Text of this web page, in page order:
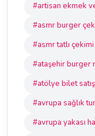
#artisan ekmek
#asmr burger
#asmr tatlı
#ataşehir burger
#atölye bilet
#avrupa sağlık
#avrupa yakası